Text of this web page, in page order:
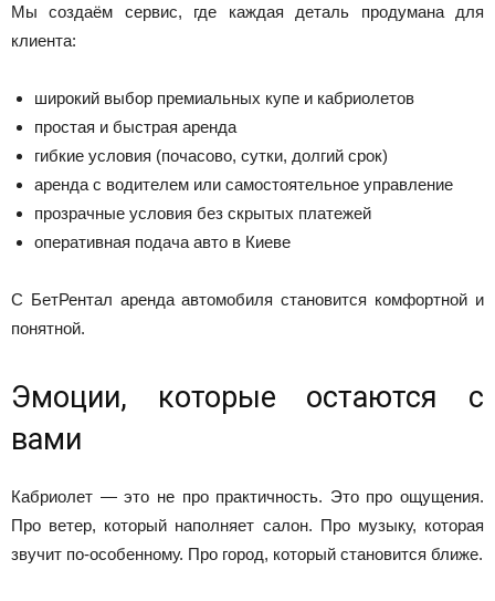
Мы создаём сервис, где каждая деталь продумана для
клиента:
широкий выбор премиальных купе и кабриолетов
простая и быстрая аренда
гибкие условия (почасово, сутки, долгий срок)
аренда с водителем или самостоятельное управление
прозрачные условия без скрытых платежей
оперативная подача авто в Киеве
С БетРентал аренда автомобиля становится комфортной и
понятной.
Эмоции, которые остаются с
вами
Кабриолет — это не про практичность. Это про ощущения.
Про ветер, который наполняет салон. Про музыку, которая
звучит по-особенному. Про город, который становится ближе.